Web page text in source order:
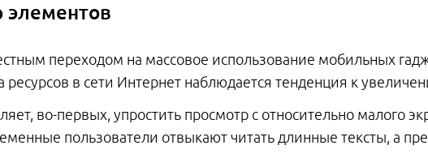
элементов
переходом на массовое использование мобильных
ресурсов в сети Интернет наблюдается тенденция к
во-первых, упростить просмотр с относительно малого
пользователи отвыкают читать длинные тексты, а